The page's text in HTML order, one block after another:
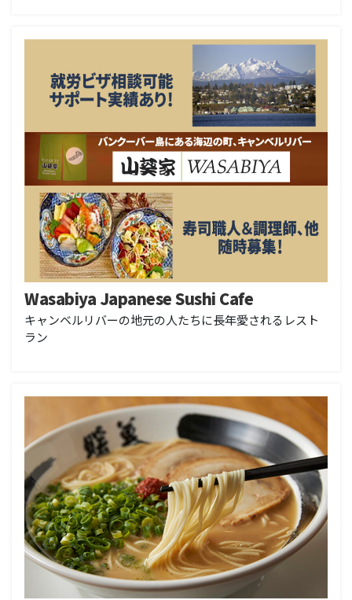
Wasabiya Japanese Sushi Cafe
キャンベルリバーの地元の人たちに長年愛されるレスト
ラン